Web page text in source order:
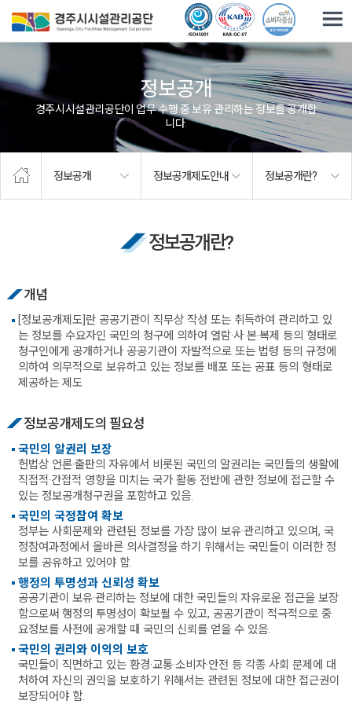
정보공개
경주시시설관리공단이 업무 수행 중 보유·관리하는 정보를 공개합
니다.
정보공개 정보공개제도안내 정보공개란?
정보공개란?
개념
[정보공개제도]란 공공기관이 직무상 작성 또는 취득하여 관리하고 있
는 정보를 수요자인 국민의 청구에 의하여 열람·사 본·복제 등의 형태로
청구인에게 공개하거나 공공기관이 자발적으로 또는 법령 등의 규정에
의하여 의무적으로 보유하고 있는 정보를 배포 또는 공표 등의 형태로
제공하는 제도
정보공개제도의 필요성
국민의 알권리 보장
헌법상 언론·출판의 자유에서 비롯된 국민의 알권리는 국민들의 생활에
직접적·간접적 영향을 미치는 국가 활동 전반에 관한 정보에 접근할 수
있는 정보공개청구권을 포함하고 있음.
국민의 국정참여 확보
정부는 사회문제와 관련된 정보를 가장 많이 보유·관리하고 있으며, 국
정참여과정에서 올바른 의사결정을 하기 위해서는 국민들이 이러한 정
보를 공유하고 있어야 함.
행정의 투명성과 신뢰성 확보
공공기관이 보유·관리하는 정보에 대한 국민들의 자유로운 접근을 보장
함으로써 행정의 투명성이 확보될 수 있고, 공공기관이 적극적으로 중
요정보를 사전에 공개할 때 국민의 신뢰를 얻을 수 있음.
국민의 권리와 이익의 보호
국민들이 직면하고 있는 환경·교통·소비자·안전 등 각종 사회 문제에 대
처하여 자신의 권익을 보호하기 위해서는 관련된 정보에 대한 접근권이
보장되어야 함.